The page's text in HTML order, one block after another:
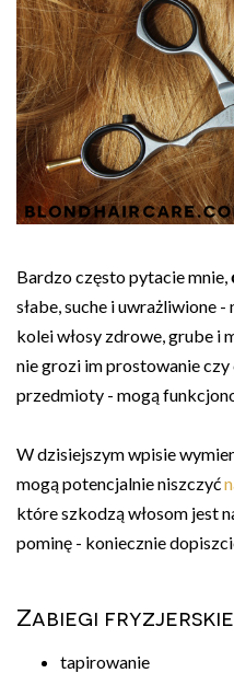
Bardzo często pytacie mnie,
słabe, suche i uwrażliwione
kolei włosy zdrowe, grube i
nie grozi im prostowanie czy
przedmioty - mogą
W dzisiejszym wpisie
mogą potencjalnie niszczyć
które szkodzą włosom jest
pominę - koniecznie
Zabiegi fryzjerskie
tapirowanie